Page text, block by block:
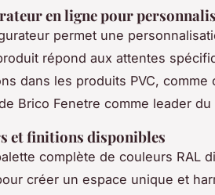
en ligne pour
permet une
répond aux attentes
dans les produits PVC,
Brico Fenetre comme leader du
et finitions disponibles
complète de couleurs RAL
créer un espace unique et